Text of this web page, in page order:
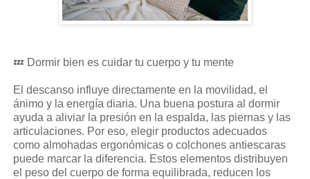
💤 Dormir bien es cuidar tu cuerpo y tu mente
El descanso influye directamente en la movilidad, el
ánimo y la energía diaria. Una buena postura al dormir
ayuda a aliviar la presión en la espalda, las piernas y las
articulaciones. Por eso, elegir productos adecuados
como almohadas ergonómicas o colchones antiescaras
puede marcar la diferencia. Estos elementos distribuyen
el peso del cuerpo de forma equilibrada, reducen los